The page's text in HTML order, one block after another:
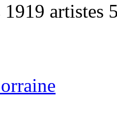
1919 artistes